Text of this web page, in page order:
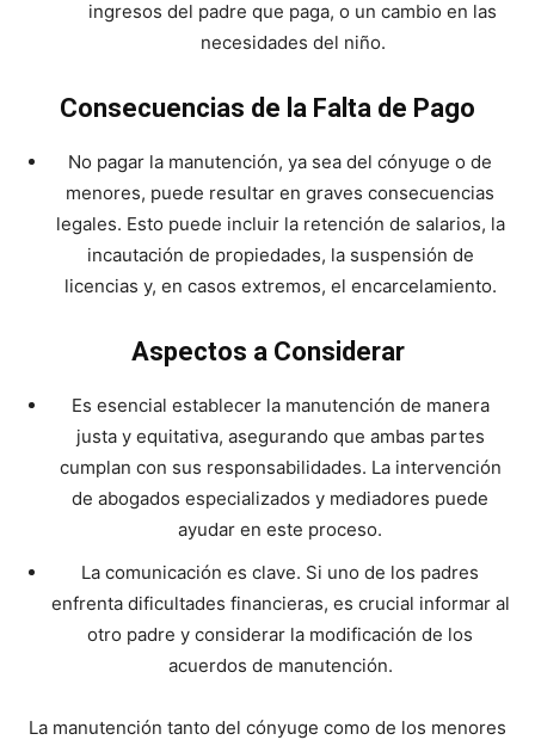
ingresos del padre que paga, o un cambio en las
necesidades del niño.
Consecuencias de la Falta de Pago
No pagar la manutención, ya sea del cónyuge o de
menores, puede resultar en graves consecuencias
legales. Esto puede incluir la retención de salarios, la
incautación de propiedades, la suspensión de
licencias y, en casos extremos, el encarcelamiento.
Aspectos a Considerar
Es esencial establecer la manutención de manera
justa y equitativa, asegurando que ambas partes
cumplan con sus responsabilidades. La intervención
de abogados especializados y mediadores puede
ayudar en este proceso.
La comunicación es clave. Si uno de los padres
enfrenta dificultades financieras, es crucial informar al
otro padre y considerar la modificación de los
acuerdos de manutención.
La manutención tanto del cónyuge como de los menores